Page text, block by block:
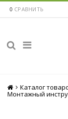
0 СРАВНИТЬ
Главная
Каталог
Монтажный